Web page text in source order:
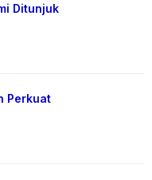
Ditunjuk
Perkuat